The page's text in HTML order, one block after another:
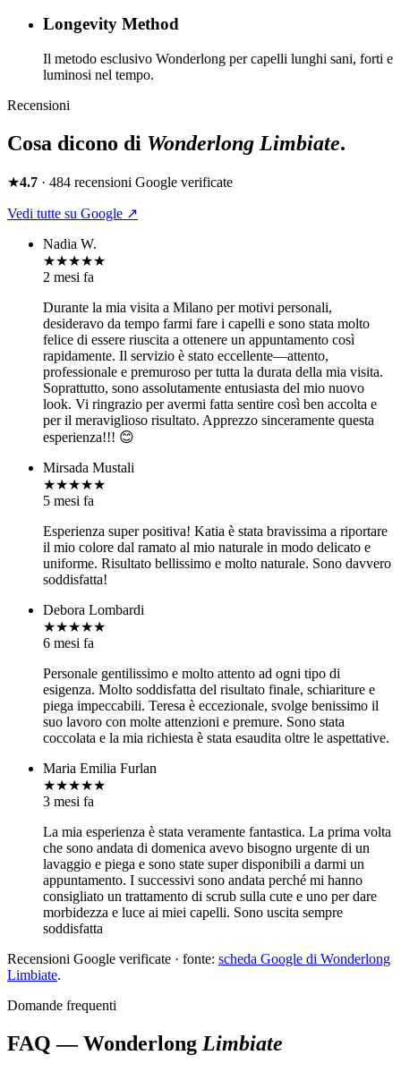
Longevity Method
Il metodo esclusivo Wonderlong per capelli lunghi sani, forti e
luminosi nel tempo.
Recensioni
Cosa dicono di Wonderlong Limbiate.
★4.7 · 484 recensioni Google verificate
Vedi tutte su Google ↗
Nadia W.
★★★★★
2 mesi fa
Durante la mia visita a Milano per motivi personali,
desideravo da tempo farmi fare i capelli e sono stata molto
felice di essere riuscita a ottenere un appuntamento così
rapidamente. Il servizio è stato eccellente—attento,
professionale e premuroso per tutta la durata della mia visita.
Soprattutto, sono assolutamente entusiasta del mio nuovo
look. Vi ringrazio per avermi fatta sentire così ben accolta e
per il meraviglioso risultato. Apprezzo sinceramente questa
esperienza!!! 😊
Mirsada Mustali
★★★★★
5 mesi fa
Esperienza super positiva! Katia è stata bravissima a riportare
il mio colore dal ramato al mio naturale in modo delicato e
uniforme. Risultato bellissimo e molto naturale. Sono davvero
soddisfatta!
Debora Lombardi
★★★★★
6 mesi fa
Personale gentilissimo e molto attento ad ogni tipo di
esigenza. Molto soddisfatta del risultato finale, schiariture e
piega impeccabili. Teresa è eccezionale, svolge benissimo il
suo lavoro con molte attenzioni e premure. Sono stata
coccolata e la mia richiesta è stata esaudita oltre le aspettative.
Maria Emilia Furlan
★★★★★
3 mesi fa
La mia esperienza è stata veramente fantastica. La prima volta
che sono andata di domenica avevo bisogno urgente di un
lavaggio e piega e sono state super disponibili a darmi un
appuntamento. I successivi sono andata perché mi hanno
consigliato un trattamento di scrub sulla cute e uno per dare
morbidezza e luce ai miei capelli. Sono uscita sempre
soddisfatta
Recensioni Google verificate · fonte: scheda Google di Wonderlong
Limbiate.
Domande frequenti
FAQ — Wonderlong Limbiate